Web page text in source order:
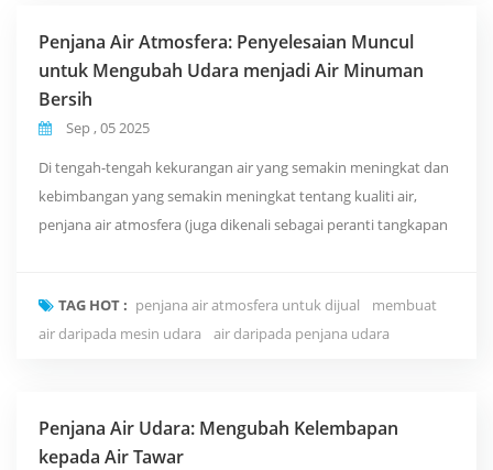
Penjana Air Atmosfera: Penyelesaian Muncul
untuk Mengubah Udara menjadi Air Minuman
Bersih
Sep , 05 2025
Di tengah-tengah kekurangan air yang semakin meningkat dan
kebimbangan yang semakin meningkat tentang kualiti air,
penjana air atmosfera (juga dikenali sebagai peranti tangkapan
dan kawasan terpencil, berkat prinsip uniknya dan prospek
aplikasi yang luas. Mereka mengekstrak l...
TAG HOT : penjana air atmosfera untuk dijual
membuat
air daripada mesin udara
air daripada penjana udara
Penjana Air Udara: Mengubah Kelembapan
kepada Air Tawar